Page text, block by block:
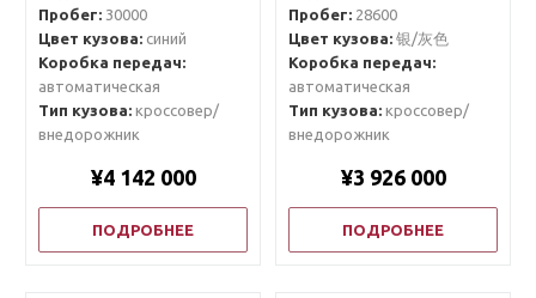
Пробег:30000
Цвет кузова:синий
Коробка передач:
автоматическая
Тип кузова:кроссовер/
внедорожник
¥4 142 000
ПОДРОБНЕЕ
Пробег:28600
Цвет кузова:银/灰色
Коробка передач:
автоматическая
Тип кузова:кроссовер/
внедорожник
¥3 926 000
ПОДРОБНЕЕ